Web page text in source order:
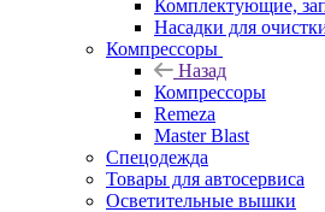
Комплектующие,
Насадки для
Компрессоры
Назад
Компрессоры
Remeza
Master Blast
Спецодежда
Товары для автосервиса
Осветительные вышки